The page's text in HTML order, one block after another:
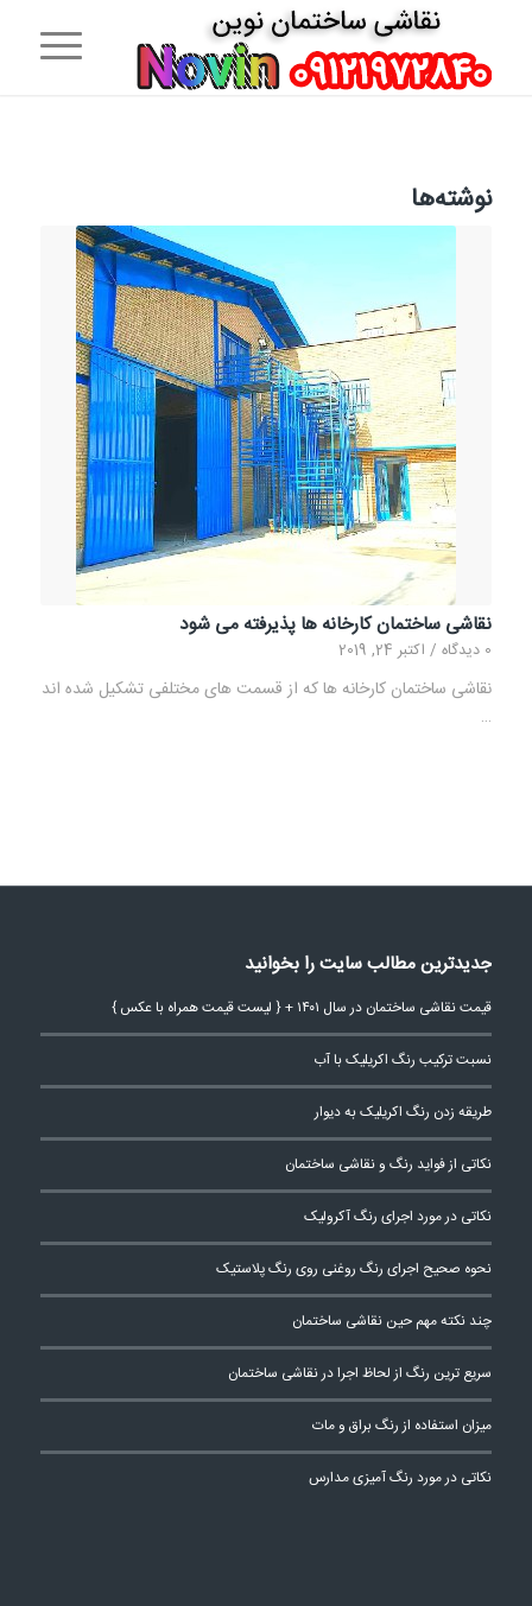
نوشته‌ها
نقاشی ساختمان کارخانه ها پذیرفته می شود
0 دیدگاه / اکتبر 24, 2019
نقاشی ساختمان کارخانه ها که از قسمت های مختلفی تشکیل شده اند
…
جدیدترین مطالب سایت را بخوانید
قیمت نقاشی ساختمان در سال ۱۴۰۱ + { لیست قیمت همراه با عکس }
نسبت ترکیب رنگ اکریلیک با آب
طریقه زدن رنگ اکریلیک به دیوار
نکاتی از فواید رنگ و نقاشی ساختمان
نکاتی در مورد اجرای رنگ آکرولیک
نحوه صحیح اجرای رنگ روغنی روی رنگ پلاستیک
چند نکته مهم حین نقاشی ساختمان
سریع ترین رنگ از لحاظ اجرا در نقاشی ساختمان
میزان استفاده از رنگ براق و مات
نکاتی در مورد رنگ آمیزی مدارس